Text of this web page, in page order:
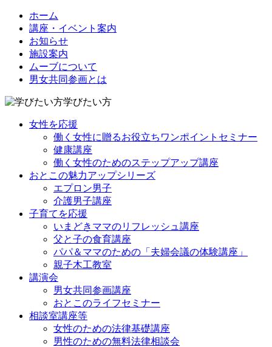
ホーム
講座・イベント案内
お知らせ
施設案内
ムーブについて
男女共同参画とは
学びたい方
女性を応援
働く女性に贈るお役立ちワンポイントセミナー
健康講座
働く女性のためのステップアップ講座
おとこの魅力アップシリーズ
エプロン男子
介護男子講座
子育てを応援
いまどきママのリフレッシュ講座
父と子の食育講座
パパ＆ママのための「夫婦会議の体験講座」
親子木工教室
講演会
男女共同参画講座
おとこのライフセミナー
相談室講座等
女性のための法律基礎講座
男性のための無料法律相談会